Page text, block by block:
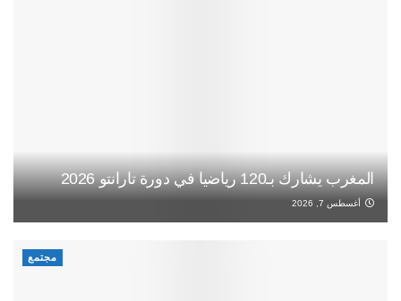
المغرب يشارك بـ120 رياضيا في دورة تارانتو 2026
أغسطس 7, 2026
مجتمع